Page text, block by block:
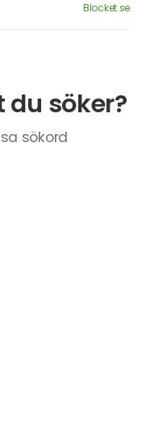
Blocket.se
söker?
sökord